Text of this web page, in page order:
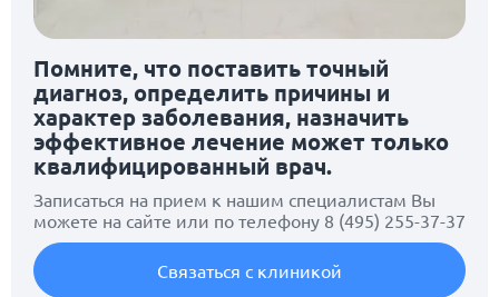
Помните, что поставить точный
диагноз, определить причины и
характер заболевания, назначить
эффективное лечение может только
квалифицированный врач.
Записаться на прием к нашим специалистам Вы
можете на сайте или по телефону 8 (495) 255-37-37
Связаться с клиникой